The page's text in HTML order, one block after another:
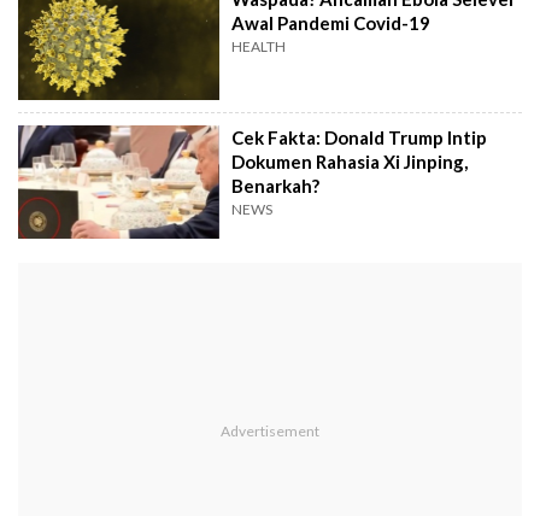
Awal Pandemi Covid-19
HEALTH
Cek Fakta: Donald Trump Intip
Dokumen Rahasia Xi Jinping,
Benarkah?
NEWS